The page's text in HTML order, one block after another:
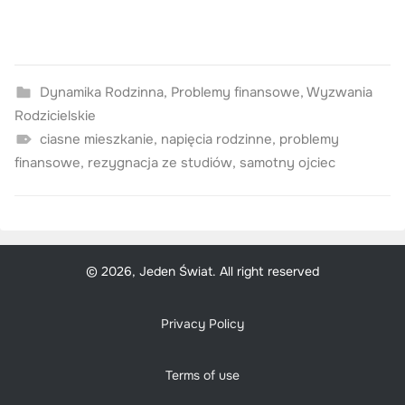
Dynamika Rodzinna, Problemy finansowe, Wyzwania
Rodzicielskie
ciasne mieszkanie, napięcia rodzinne, problemy
finansowe, rezygnacja ze studiów, samotny ojciec
© 2026, Jeden Świat. All right reserved
Privacy Policy
Terms of use